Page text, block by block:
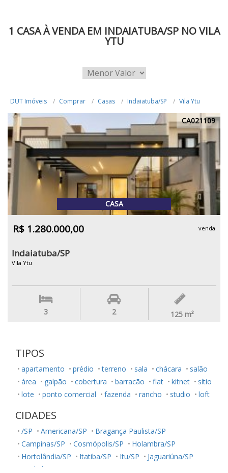
1 CASA À VENDA EM INDAIATUBA/SP NO VILA
YTU
DUT Imóveis Comprar Casas Indaiatuba/SP Vila Ytu
CA021109
CASA
R$ 1.280.000,00 venda
Indaiatuba/SP
Vila Ytu
3 2 125 m²
TIPOS
apartamento prédio terreno sala chácara
salão
área
galpão cobertura barracão flat kitnet
sítio
lote
ponto comercial fazenda rancho studio loft
CIDADES
/SP Americana/SP
Bragança Paulista/SP
Campinas/SP
Cosmópolis/SP
Holambra/SP
Hortolândia/SP
Itatiba/SP Itu/SP
Jaguariúna/SP
Jundiaí/SP